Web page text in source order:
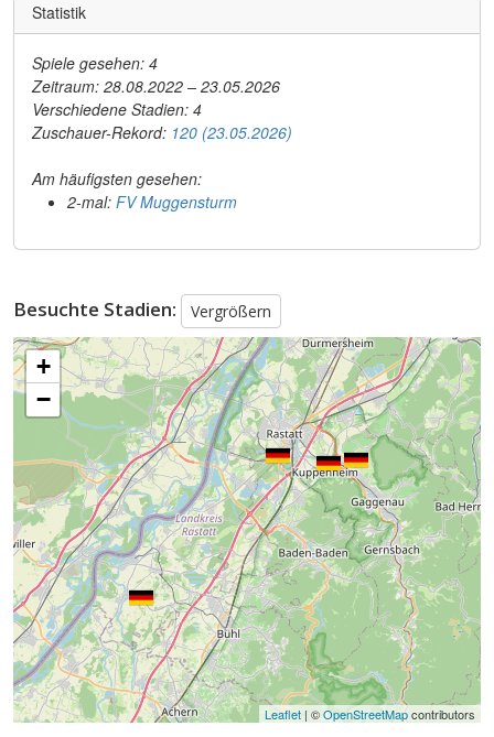
Statistik
Spiele gesehen: 4
Zeitraum: 28.08.2022 – 23.05.2026
Verschiedene Stadien: 4
Zuschauer-Rekord: 120 (23.05.2026)
Am häufigsten gesehen:
2-mal: FV Muggensturm
Besuchte Stadien: Vergrößern
+
−
Leaflet | ©OpenStreetMapcontributors